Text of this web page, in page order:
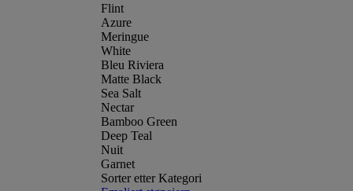
Flint
Azure
Meringue
White
Bleu Riviera
Matte Black
Sea Salt
Nectar
Bamboo Green
Deep Teal
Nuit
Garnet
Sorter etter Kategori